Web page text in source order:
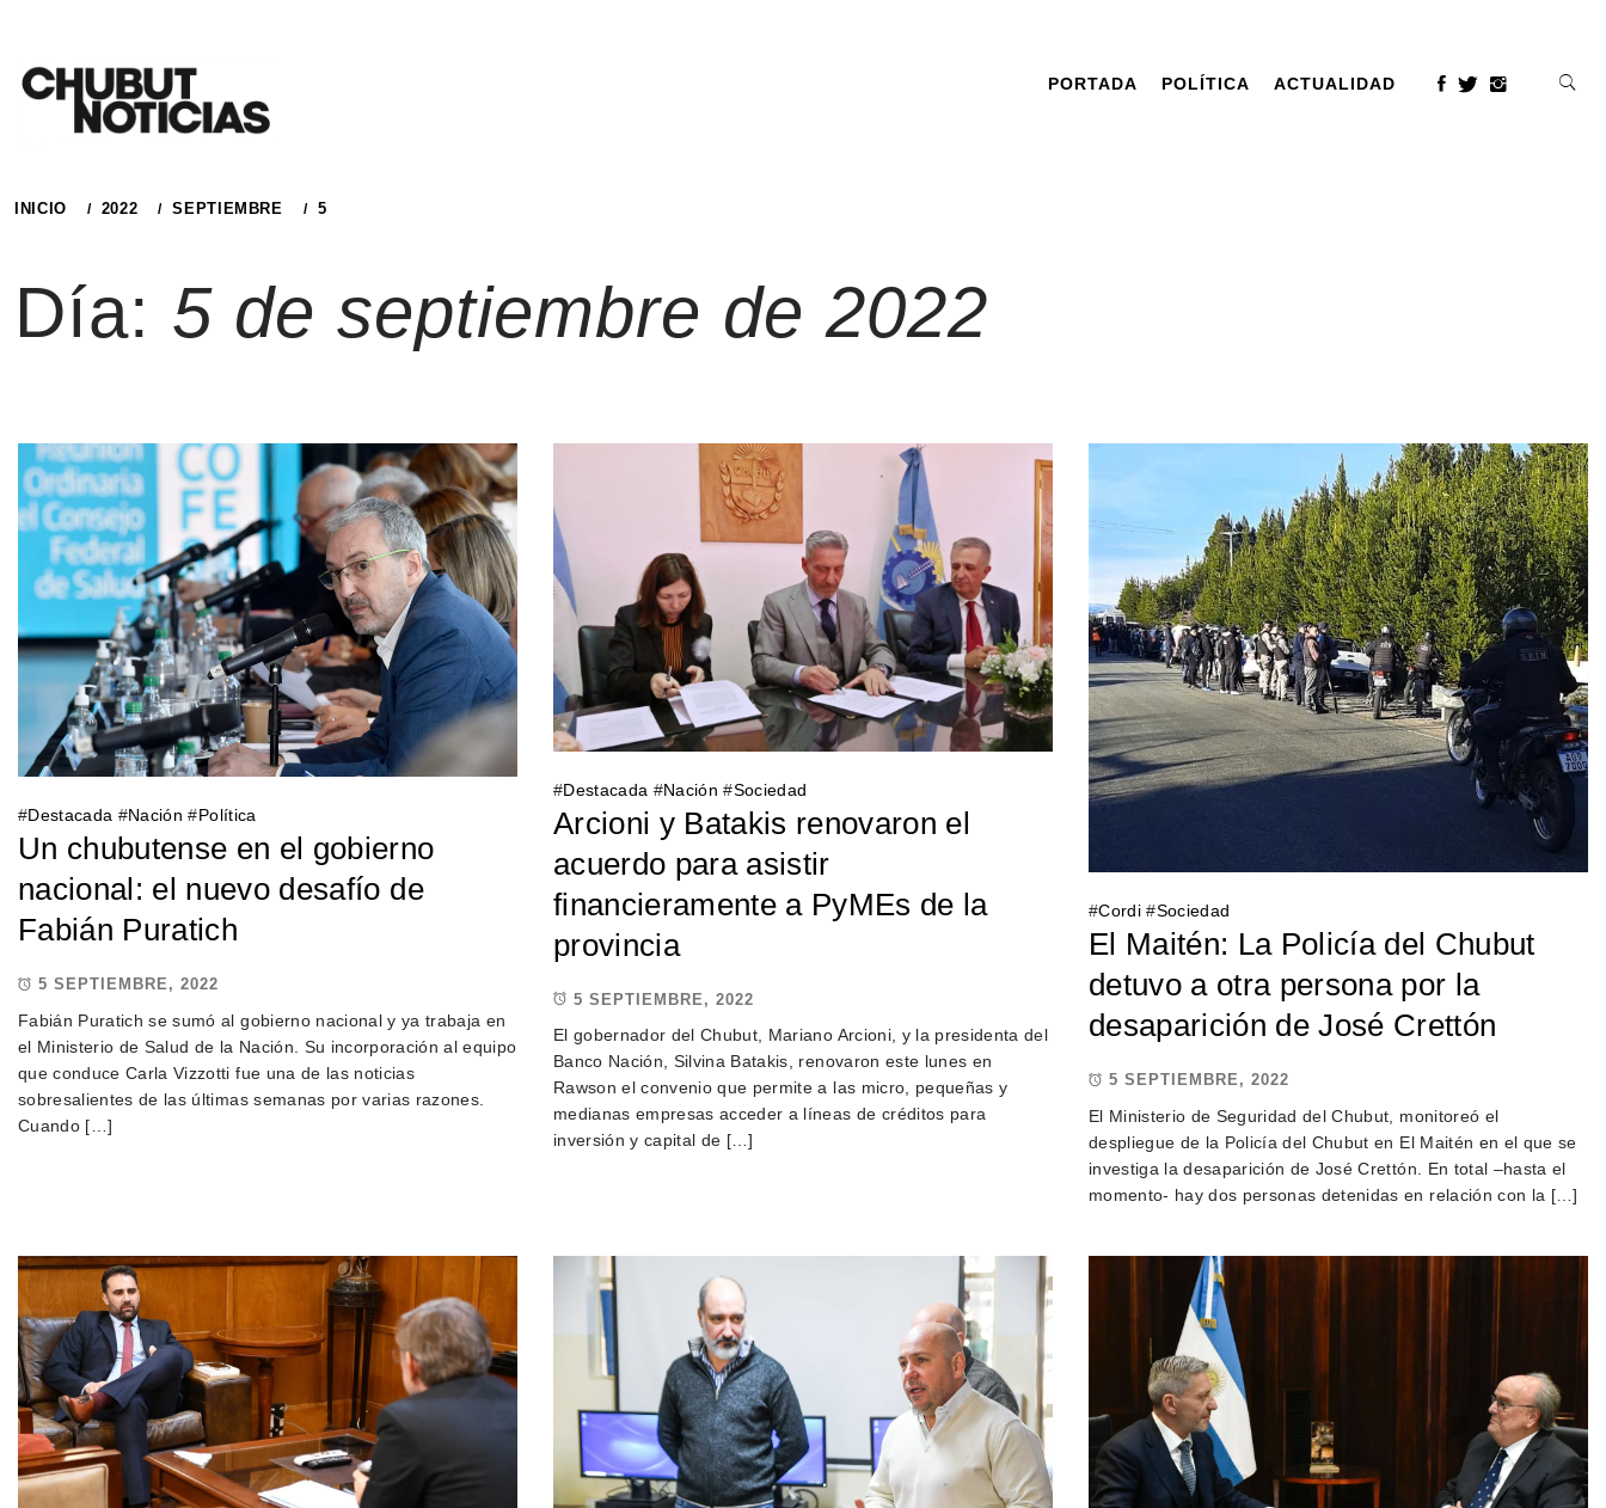
contenido
PORTADA POLÍTICA ACTUALIDAD
INICIO 2022 SEPTIEMBRE 5
Día: 5 de septiembre de 2022
#Destacada #Nación #Política
Un chubutense en el gobierno
nacional: el nuevo desafío de
Fabián Puratich
5 SEPTIEMBRE, 2022
Fabián Puratich se sumó al gobierno nacional y ya trabaja en
el Ministerio de Salud de la Nación. Su incorporación al equipo
que conduce Carla Vizzotti fue una de las noticias
sobresalientes de las últimas semanas por varias razones.
Cuando […]
#Destacada #Nación #Sociedad
Arcioni y Batakis renovaron el
acuerdo para asistir
financieramente a PyMEs de la
provincia
5 SEPTIEMBRE, 2022
El gobernador del Chubut, Mariano Arcioni, y la presidenta del
Banco Nación, Silvina Batakis, renovaron este lunes en
Rawson el convenio que permite a las micro, pequeñas y
medianas empresas acceder a líneas de créditos para
inversión y capital de […]
#Cordi#Sociedad
El Maitén: La Policía del Chubut
detuvo a otra persona por la
desaparición de José Crettón
5 SEPTIEMBRE, 2022
El Ministerio de Seguridad del Chubut, monitoreó el
despliegue de la Policía del Chubut en El Maitén en el que se
investiga la desaparición de José Crettón. En total –hasta el
momento- hay dos personas detenidas en relación con la […]